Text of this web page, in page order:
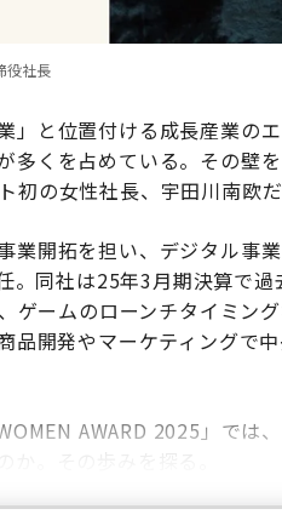
役社長
」と位置付ける成長産業の
多くを占めている。その壁
の女性社長、宇田川南欧だ
業開拓を担い、デジタル事
。同社は25年3月期決算で
ームのローンチタイミン
品開発やマーケティングで
AWARD 2025」では